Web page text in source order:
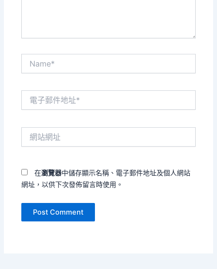
在瀏覽器中儲存顯示名稱、電子郵件地址及個人網站
網址，以供下次發佈留言時使用。